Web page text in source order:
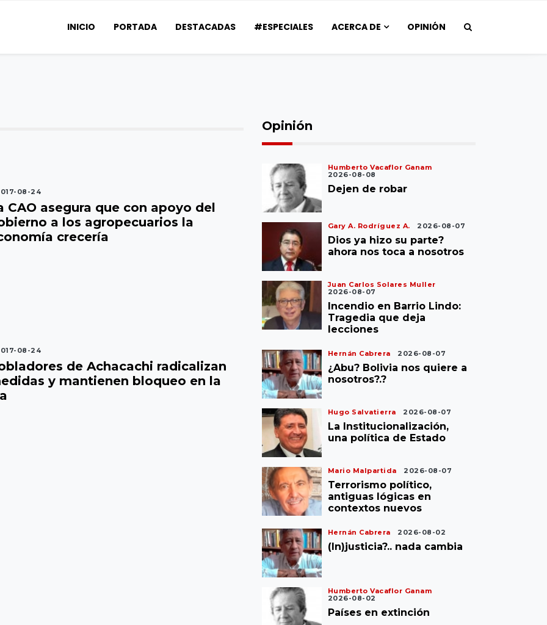
INICIO PORTADA DESTACADAS #ESPECIALES ACERCA DE OPINIÓN
08-24
CAO asegura que con apoyo del
a los agropecuarios la
crecería
08-24
de Achacachi radicalizan
y mantienen bloqueo en la
Opinión
Humberto Vacaflor Ganam
2026-08-08
Dejen de robar
Gary A. Rodríguez A. 2026-08-07
Dios ya hizo su parte?
ahora nos toca a nosotros
Juan Carlos Solares Muller
2026-08-07
Incendio en Barrio Lindo:
Tragedia que deja
lecciones
Hernán Cabrera 2026-08-07
¿Abu? Bolivia nos quiere a
nosotros?.?
Hugo Salvatierra 2026-08-07
La Institucionalización,
una política de Estado
Mario Malpartida 2026-08-07
Terrorismo político,
antiguas lógicas en
contextos nuevos
Hernán Cabrera 2026-08-02
(In)justicia?.. nada cambia
Humberto Vacaflor Ganam
2026-08-02
Países en extinción